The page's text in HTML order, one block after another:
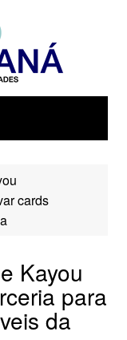
cards
Kayou
para
​​da